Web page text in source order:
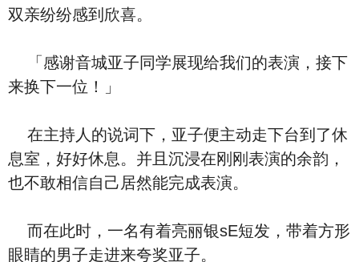
双亲纷纷感到欣喜。
「感谢音城亚子同学展现给我们的表演，接下
来换下一位！」
在主持人的说词下，亚子便主动走下台到了休
息室，好好休息。并且沉浸在刚刚表演的余韵，
也不敢相信自己居然能完成表演。
而在此时，一名有着亮丽银sE短发，带着方形
眼睛的男子走进来夸奖亚子。